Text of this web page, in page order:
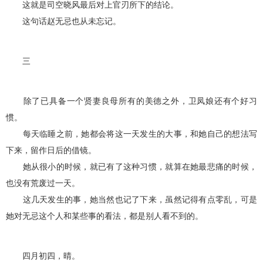
这就是司空晓风最后对上官刃所下的结论。
这句话赵无忌也从未忘记。
三
除了已具备一个贤妻良母所有的美德之外，卫凤娘还有个好习
惯。
每天临睡之前，她都会将这一天发生的大事，和她自己的想法写
下来，留作日后的借镜。
她从很小的时候，就已有了这种习惯，就算在她最悲痛的时候，
也没有荒废过一天。
这几天发生的事，她当然也记了下来，虽然记得有点零乱，可是
她对无忌这个人和某些事的看法，都是别人看不到的。
四月初四，晴。